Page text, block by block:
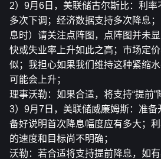
2）9月6日，美联储古尔斯比：利
多次下调；经济数据支持多次降息
息时）请关注点阵图，点阵图并未
快或失业率上升如此之高；市场定
似；我担心如果我们维持这种紧缩
可能会上升；
理事沃勒：如果合适，将支持“提前”
3）9月7日，美联储威廉姆斯：准备
备好说明首次降息幅度应有多大；
的速度和目标尚不明确；
沃勒：若合适将支持提前降息，如